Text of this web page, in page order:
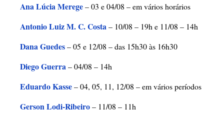
Ana Lúcia Merege– 03 e 04/08 – em vários horários
Antonio Luiz M. C. Costa– 10/08 – 19h e 11/08 – 14h
Dana Guedes– 05 e 12/08 – das 15h30 às 16h30
Diego Guerra– 04/08 – 14h
Eduardo Kasse– 04, 05, 11, 12/08 – em vários períodos
Gerson Lodi-Ribeiro– 11/08 – 11h